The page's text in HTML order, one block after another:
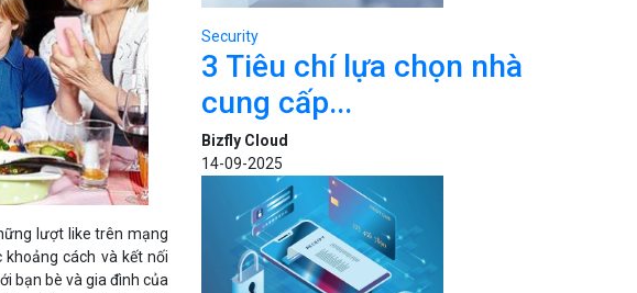
lượt like trên mạng
cách và kết nối
bạn bè và gia đình của
Security
3 Tiêu chí lựa chọn nhà
cung cấp...
Bizfly Cloud
14-09-2025